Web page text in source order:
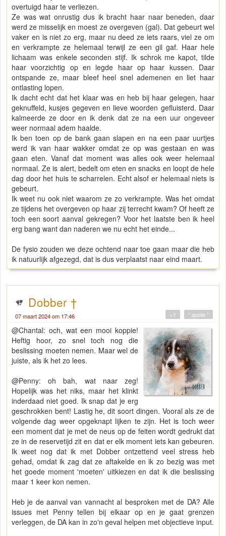
overtuigd haar te verliezen.
Ze was wat onrustig dus ik bracht haar naar beneden, daar
werd ze misselijk en moest ze overgeven (gal). Dat gebeurt wel
vaker en is niet zo erg, maar nu deed ze iets raars, viel ze om
en verkrampte ze helemaal terwijl ze een gil gaf. Haar hele
lichaam was enkele seconden stijf. Ik schrok me kapot, tilde
haar voorzichtig op en legde haar op haar kussen. Daar
ontspande ze, maar bleef heel snel ademenen en liet haar
ontlasting lopen.
Ik dacht echt dat het klaar was en heb bij haar gelegen, haar
geknuffeld, kusjes gegeven en lieve woorden gefluisterd. Daar
kalmeerde ze door en ik denk dat ze na een uur ongeveer
weer normaal adem haalde.
Ik ben toen op de bank gaan slapen en na een paar uurtjes
werd ik van haar wakker omdat ze op was gestaan en was
gaan eten. Vanaf dat moment was alles ook weer helemaal
normaal. Ze is alert, bedelt om eten en snacks en loopt de hele
dag door het huis te scharrelen. Echt alsof er helemaal niets is
gebeurt.
Ik weet nu ook niet waarom ze zo verkrampte. Was het omdat
ze tijdens het overgeven op haar zij terrecht kwam? Of heeft ze
toch een soort aanval gekregen? Voor het laatste ben ik heel
erg bang want dan naderen we nu echt het einde...
De fysio zouden we deze ochtend naar toe gaan maar die heb
ik natuurlijk afgezegd, dat is dus verplaatst naar eind maart.
Dobber †
07 maart 2024 om 17:46 " quote "
+1
@Chantal: och, wat een mooi koppie!
Heftig hoor, zo snel toch nog die
beslissing moeten nemen. Maar wel de
juiste, als ik het zo lees.
@Penny: oh bah, wat naar zeg!
Hopelijk was het niks, maar het klinkt
inderdaad niet goed. Ik snap dat je erg
geschrokken bent! Lastig he, dit soort dingen. Vooral als ze de
volgende dag weer opgeknapt lijken te zijn. Het is toch weer
een moment dat je met de neus op de feiten wordt gedrukt dat
ze in de reservetijd zit en dat er elk moment iets kan gebeuren.
Ik weet nog dat ik met Dobber ontzettend veel stress heb
gehad, omdat ik zag dat ze aftakelde en ik zo bezig was met
het goede moment 'moeten' uitkiezen en dat ik die beslissing
maar 1 keer kon nemen.
Heb je de aanval van vannacht al besproken met de DA? Alle
issues met Penny tellen bij elkaar op en je gaat grenzen
verleggen, de DA kan in zo'n geval helpen met objectieve input.